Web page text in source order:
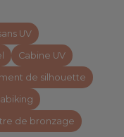
UV
Cabine UV
de silhouette
de bronzage